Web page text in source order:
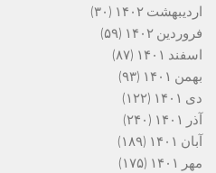
اردیبهشت ۱۴۰۲
(۳۰)
فروردین ۱۴۰۲
(۵۹)
اسفند ۱۴۰۱
(۸۷)
بهمن ۱۴۰۱
(۹۳)
دی ۱۴۰۱
(۱۲۲)
آذر ۱۴۰۱
(۲۴۰)
آبان ۱۴۰۱
(۱۸۹)
مهر ۱۴۰۱
(۱۷۵)